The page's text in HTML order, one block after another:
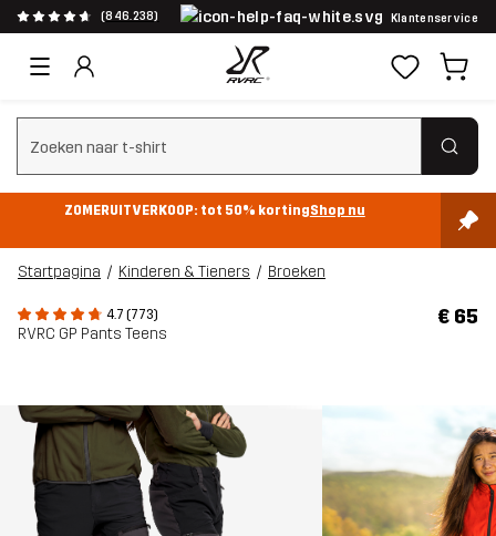
(846.238) Klantenservice
Zoeken wissen
ZOMERUITVERKOOP: tot 50% kortingShop nu
Startpagina Kinderen & Tieners Broeken
4.7 (773)
RVRC GP Pants Teens
€ 65